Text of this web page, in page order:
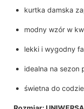
kurtka damska
modny wzór w
lekki i wygodny
idealna na sezon
świetna do